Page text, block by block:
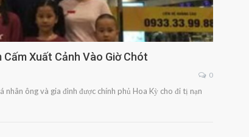
Xuất Cảnh Vào Giờ Chót
0
ông và gia đình được chính phủ Hoa Kỳ cho đi tị nạn